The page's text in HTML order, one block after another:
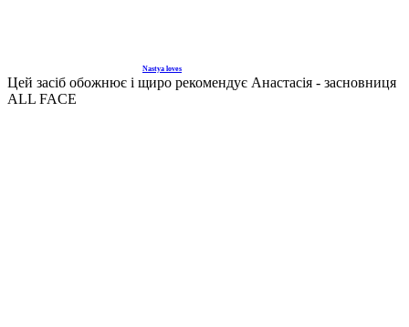
Nastya loves
Цей засіб обожнює і щиро рекомендує Анастасія - засновниця
ALL FACE